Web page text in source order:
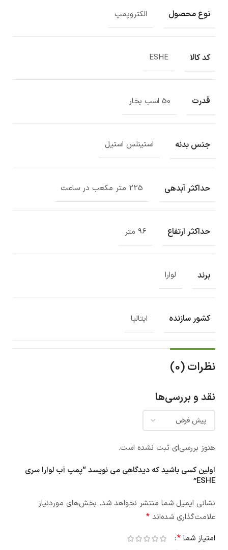
نوع محصول الکتروپمپ
کد کالا ESHE
قدرت 50 اسب بخار
جنس بدنه استینلس استیل
حداکثر آبدهی 225 متر مکعب در ساعت
حداکثر ارتفاع 96 متر
برند لوارا
کشور سازنده ایتالیا
نظرات (0)
نقد و بررسی‌ها
هنوز بررسی‌ای ثبت نشده است.
اولین کسی باشید که دیدگاهی می نویسد “پمپ آب لوارا سری
ESHE”
نشانی ایمیل شما منتشر نخواهد شد. بخش‌های موردنیاز
علامت‌گذاری شده‌اند *
امتیاز شما *